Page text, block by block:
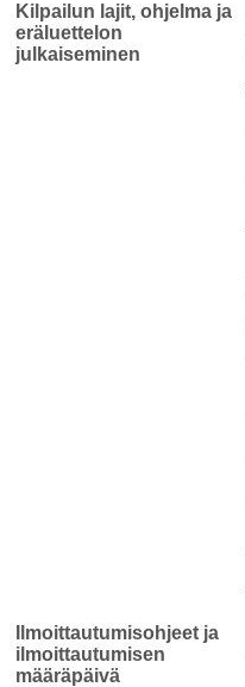
Kilpailun lajit, ohjelma ja
eräluettelon
julkaiseminen
Ilmoittautumisohjeet ja
ilmoittautumisen
määräpäivä